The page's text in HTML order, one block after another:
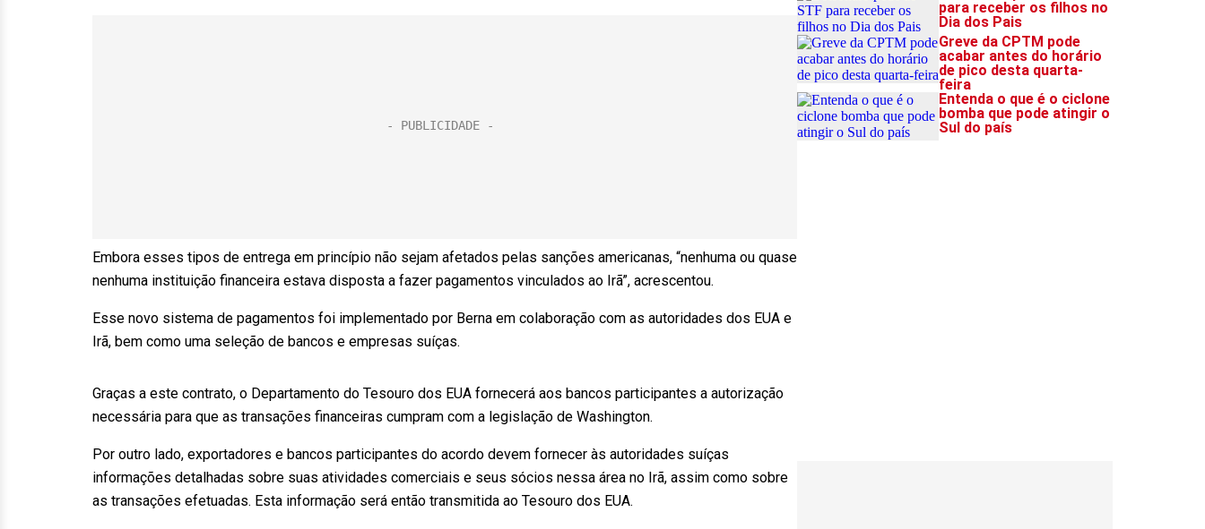
Embora esses tipos de entrega em princípio não sejam afetados pelas sanções americanas, “nenhuma ou quase
nenhuma instituição financeira estava disposta a fazer pagamentos vinculados ao Irã”, acrescentou.
Esse novo sistema de pagamentos foi implementado por Berna em colaboração com as autoridades dos EUA e
Irã, bem como uma seleção de bancos e empresas suíças.
Graças a este contrato, o Departamento do Tesouro dos EUA fornecerá aos bancos participantes a autorização
necessária para que as transações financeiras cumpram com a legislação de Washington.
Por outro lado, exportadores e bancos participantes do acordo devem fornecer às autoridades suíças
informações detalhadas sobre suas atividades comerciais e seus sócios nessa área no Irã, assim como sobre
as transações efetuadas. Esta informação será então transmitida ao Tesouro dos EUA.